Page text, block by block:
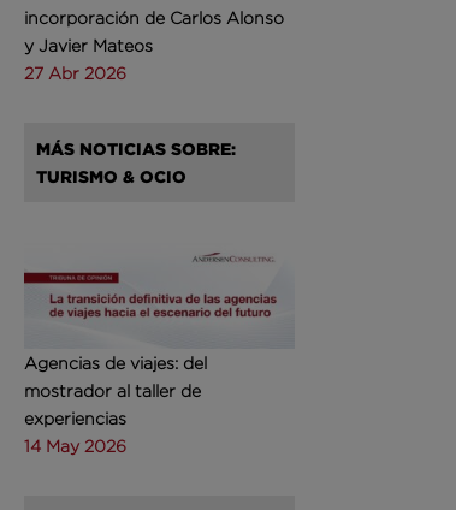
incorporación de Carlos Alonso
y Javier Mateos
27 Abr 2026
MÁS NOTICIAS SOBRE:
TURISMO & OCIO
Agencias de viajes: del
mostrador al taller de
experiencias
14 May 2026